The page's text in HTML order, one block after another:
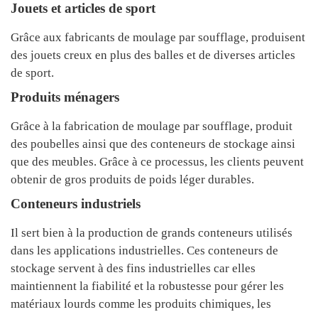
Jouets et articles de sport
Grâce aux fabricants de moulage par soufflage, produisent
des jouets creux en plus des balles et de diverses articles
de sport.
Produits ménagers
Grâce à la fabrication de moulage par soufflage, produit
des poubelles ainsi que des conteneurs de stockage ainsi
que des meubles. Grâce à ce processus, les clients peuvent
obtenir de gros produits de poids léger durables.
Conteneurs industriels
Il sert bien à la production de grands conteneurs utilisés
dans les applications industrielles. Ces conteneurs de
stockage servent à des fins industrielles car elles
maintiennent la fiabilité et la robustesse pour gérer les
matériaux lourds comme les produits chimiques, les